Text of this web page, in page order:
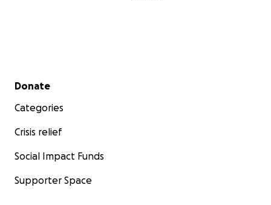
Secondary menu
Donate
Categories
Crisis relief
Social Impact Funds
Supporter Space